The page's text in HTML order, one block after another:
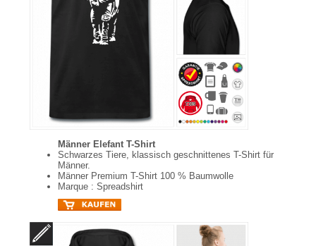
Männer Elefant T-Shirt
Schwarzes Tiere, klassisch geschnittenes T-Shirt für
Männer.
Männer Premium T-Shirt 100 % Baumwolle
Marque : Spreadshirt